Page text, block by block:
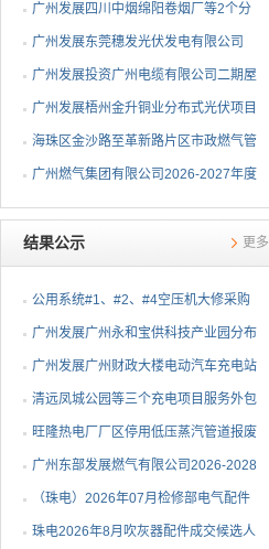
EPC总承包（第二次招标...
广州发展四川中烟绵阳卷烟厂等2个分
布式光伏项目EPC总承包...
广州发展东莞穗发光伏发电有限公司
（广州港新沙港务有限公...
广州发展投资广州电缆有限公司二期屋
顶分布式光伏项目EPC...
广州发展梧州金升铜业分布式光伏项目
EPC总承包招标公告
海珠区金沙路至革新路片区市政燃气管
网更新工程招标公告
广州燃气集团有限公司2026-2027年度
燃气用埋地聚乙烯（PE1...
结果公示 更多
公用系统#1、#2、#4空压机大修采购
结果公告
⼴州发展⼴州永和宝供科技产业园分布
式光伏项⽬可⾏性研究...
广州发展广州财政大楼电动汽车充电站
项目采购结果公告
清远凤城公园等三个充电项目服务外包
项目采购结果公告
旺隆热电厂厂区停用低压蒸汽管道报废
拆除及废旧物资处置项...
广州东部发展燃气有限公司2026-2028
年非开挖燃气管道精确...
（珠电）2026年07月检修部电气配件
1批成交候选人公示
珠电2026年8月吹灰器配件成交候选人